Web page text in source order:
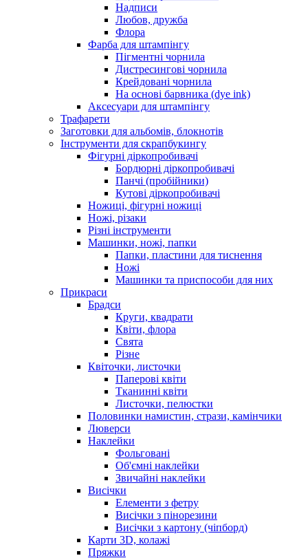
Надписи
Любов, дружба
Флора
Фарба для штампінгу
Пігментні чорнила
Дистресингові чорнила
Крейдовані чорнила
На основі барвника (dye ink)
Аксесуари для штампінгу
Трафарети
Заготовки для альбомів, блокнотів
Інструменти для скрапбукингу
Фігурні діркопробивачі
Бордюрні діркопробивачі
Панчі (пробійники)
Кутові діркопробивачі
Ножиці, фігурні ножиці
Ножі, різаки
Різні інструменти
Машинки, ножі, папки
Папки, пластини для тиснення
Ножі
Машинки та приспособи для них
Прикраси
Брадси
Круги, квадрати
Квіти, флора
Свята
Різне
Квіточки, листочки
Паперові квіти
Тканинні квіти
Листочки, пелюстки
Половинки намистин, стрази, камінчики
Люверси
Наклейки
Фольговані
Об'ємні наклейки
Звичайні наклейки
Висічки
Елементи з фетру
Висічки з пінорезини
Висічки з картону (чіпборд)
Карти 3D, колажі
Пряжки